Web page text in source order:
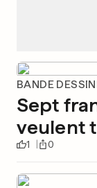
BANDE
Sept
veulent
1 0